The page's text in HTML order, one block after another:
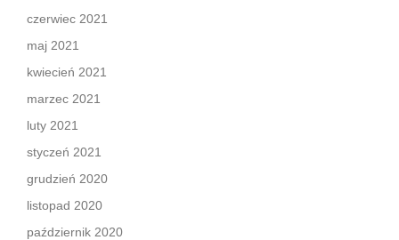
czerwiec 2021
maj 2021
kwiecień 2021
marzec 2021
luty 2021
styczeń 2021
grudzień 2020
listopad 2020
październik 2020